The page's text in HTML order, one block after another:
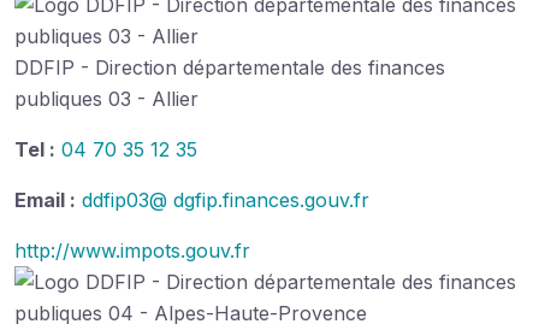
DDFIP - Direction départementale des finances
publiques 03 - Allier
Tel : 04 70 35 12 35
Email : ddfip03@ dgfip.finances.gouv.fr
http://www.impots.gouv.fr